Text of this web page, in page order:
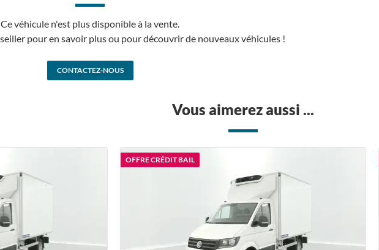
Ce véhicule n'est plus disponible à la vente.
pour en savoir plus ou pour découvrir de nouveaux véhicules !
CONTACTEZ-NOUS
Vous aimerez aussi ...
OFFRE CRÉDIT BAIL